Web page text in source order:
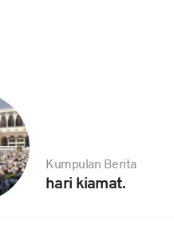
Kumpulan Berita
hari kiamat.